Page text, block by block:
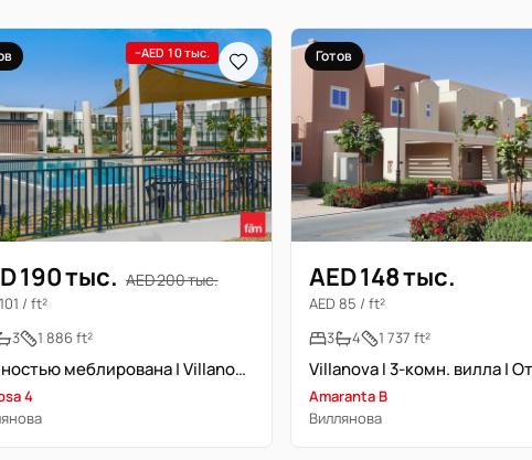
−AED 10 тыс.
190 тыс. AED 200 тыс.
/ ft²
3 1 886 ft²
Полностью меблирована | Villanova | Прайм-локейшн | Бассейн
4
Готов
AED 148 тыс.
AED 85 / ft²
3
4 1 737 ft²
Amaranta B
Виллянова